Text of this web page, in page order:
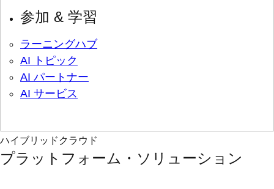
参加 & 学習
ラーニングハブ
AI トピック
AI パートナー
AI サービス
ハイブリッドクラウド
プラットフォーム・ソリューション